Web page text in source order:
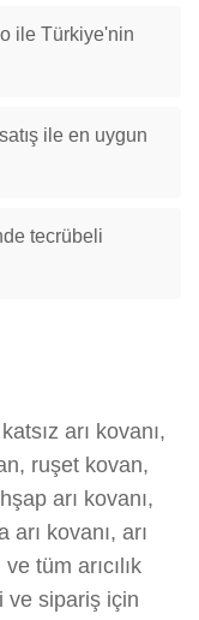
ile Türkiye'nin
ile en uygun
tecrübeli
arı kovanı,
ruşet kovan,
arı kovanı,
kovanı, arı
tüm arıcılık
ve sipariş için